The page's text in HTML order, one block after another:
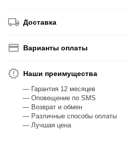
Доставка
Варианты оплаты
Наши преимущества
— Гарантия 12 месяцев
— Оповещение по SMS
— Возврат и обмен
— Различные способы оплаты
— Лучшая цена